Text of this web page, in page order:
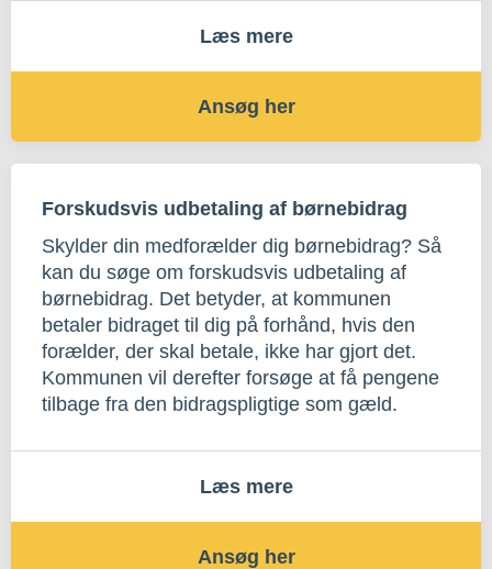
Læs mere
Ansøg her
Forskudsvis udbetaling af børnebidrag
Skylder din medforælder dig børnebidrag? Så
kan du søge om forskudsvis udbetaling af
børnebidrag. Det betyder, at kommunen
betaler bidraget til dig på forhånd, hvis den
forælder, der skal betale, ikke har gjort det.
Kommunen vil derefter forsøge at få pengene
tilbage fra den bidragspligtige som gæld.
Læs mere
Ansøg her